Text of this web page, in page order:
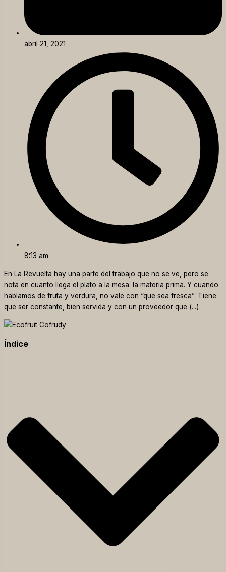
abril 21, 2021
8:13 am
En La Revuelta hay una parte del trabajo que no se ve, pero se
nota en cuanto llega el plato a la mesa: la materia prima. Y cuando
hablamos de fruta y verdura, no vale con “que sea fresca”. Tiene
que ser constante, bien servida y con un proveedor que (...)
Índice